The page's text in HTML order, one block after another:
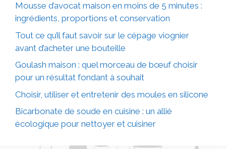
Mousse d’avocat maison en moins de 5 minutes :
ingrédients, proportions et conservation
Tout ce qu’il faut savoir sur le cépage viognier
avant d’acheter une bouteille
Goulash maison : quel morceau de bœuf choisir
pour un résultat fondant à souhait
Choisir, utiliser et entretenir des moules en silicone
Bicarbonate de soude en cuisine : un allié
écologique pour nettoyer et cuisiner